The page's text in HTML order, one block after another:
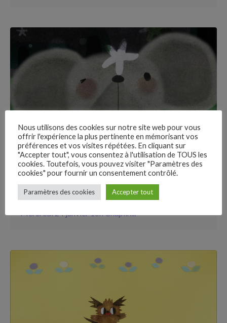
Follow Us
21 min read
Once Upon a Starry Night
Mercredi 24 janvier 16h Chaplin Denfert · Paris
Mercredi 24 janvier 16h Chaplin...
Nous utilisons des cookies sur notre site web pour vous
offrir l'expérience la plus pertinente en mémorisant vos
préférences et vos visites répétées. En cliquant sur
"Accepter tout", vous consentez à l'utilisation de TOUS les
cookies. Toutefois, vous pouvez visiter "Paramètres des
cookies" pour fournir un consentement contrôlé.
Paramètres des cookies Accepter tout